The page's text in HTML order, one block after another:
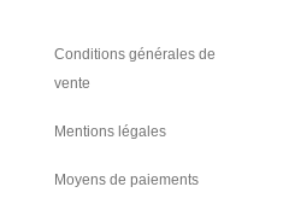
Conditions générales de
vente
Mentions légales
Moyens de paiements